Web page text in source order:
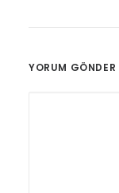
YORUM GÖNDER